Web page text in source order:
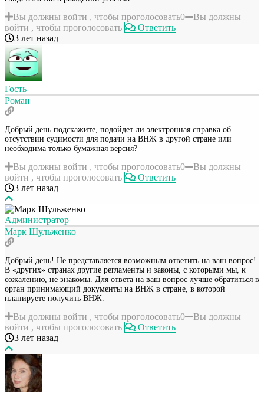
Вы должны войти , чтобы проголосовать0
Вы должны
войти , чтобы проголосовать
Ответить
3 лет назад
Гость
Роман
Добрый день подскажите, подойдет ли электронная справка об
отсутствии судимости для подачи на ВНЖ в другой стране или
необходима только бумажная версия?
Вы должны войти , чтобы проголосовать0
Вы должны
войти , чтобы проголосовать
Ответить
3 лет назад
Администратор
Марк Шульженко
Добрый день! Не представляется возможным ответить на ваш вопрос!
В «других» странах другие регламенты и законы, с которыми мы, к
сожалению, не знакомы. Для ответа на ваш вопрос лучше обратиться в
орган принимающий документы на ВНЖ в стране, в которой
планируете получить ВНЖ.
Вы должны войти , чтобы проголосовать0
Вы должны
войти , чтобы проголосовать
Ответить
3 лет назад